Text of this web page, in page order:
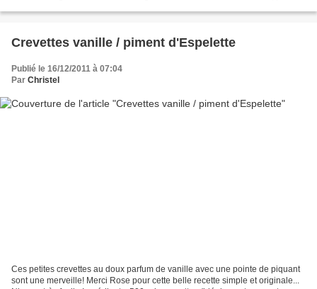
Crevettes vanille / piment d'Espelette
Publié le 16/12/2011 à 07:04
Par Christel
Ces petites crevettes au doux parfum de vanille avec une pointe de piquant
sont une merveille! Merci Rose pour cette belle recette simple et originale...